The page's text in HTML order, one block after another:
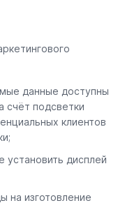
данные доступны
счёт подсветки
клиентов
установить дисплей
на изготовление